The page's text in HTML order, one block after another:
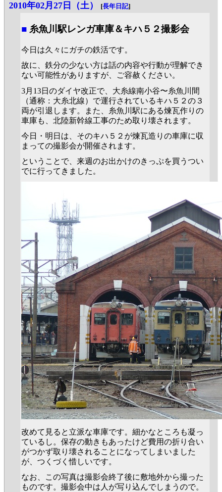
2010年02月27日（土） [長年日記]
■ 糸魚川駅レンガ車庫＆キハ５２撮影会
今日は久々にガチの鉄活です。
故に、鉄分の少ない方は話の内容や行動が理解でき
ない可能性がありますが、ご容赦ください。
3月13日のダイヤ改正で、大糸線南小谷〜糸魚川間
（通称：大糸北線）で運行されているキハ５２の３
両が引退します。また、糸魚川駅にある煉瓦作りの
車庫も、北陸新幹線工事のため取り壊されます。
今日・明日は、そのキハ５２が煉瓦造りの車庫に収
まっての撮影会が開催されます。
ということで、来週のお出かけのきっぷを買うつい
でに行ってきました。
改めて見ると立派な車庫です。細かなところも凝っ
ているし。保存の動きもあったけど費用の折り合い
がつかず取り壊されることになってしまいました
が、つくづく惜しいです。
なお、この写真は撮影会終了後に敷地外から撮った
ものです。撮影会中は人が写り込んでしまうので。